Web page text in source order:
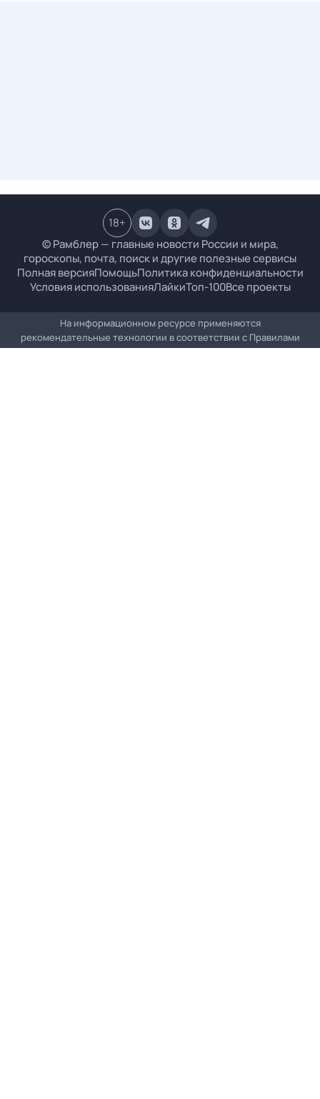
© Рамблер — главные новости России и мира,
гороскопы, почта, поиск и другие полезные сервисы
Полная версияПомощьПолитика конфиденциальности
Условия использованияЛайкиТоп-100Все проекты
18+
На информационном ресурсе применяются
рекомендательные технологии в соответствии с Правилами